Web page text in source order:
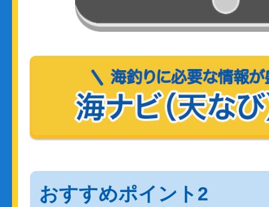
おすすめポイント2